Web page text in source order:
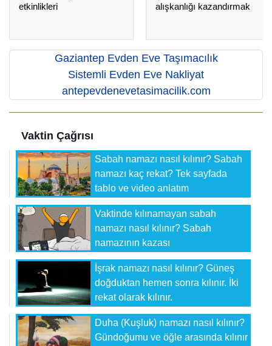
etkinlikleri
alışkanlığı kazandırmak
Gaziantep Evden Eve Taşımacılık
Sistemli Evden Eve Nakliyat
antepevdenevetasimacilik.com
Vaktin Çağrısı
Sabah namazı nasıl kılınır? Sabah
namazı kaç rekat? Tek sayfada
tablo ve video anlatım
Vaktinde kılınamayan sabah
namazı nasıl kılınır? Sabah
namazının kazası
İşrak namazı nasıl kılınır? Güneş
doğduktan hemen sonra kılınır. İki
rekat olarak kılınır.
Duha (Kuşluk) namazı nasıl kılınır?
Gündoğumu ve öğle arasında kılınır